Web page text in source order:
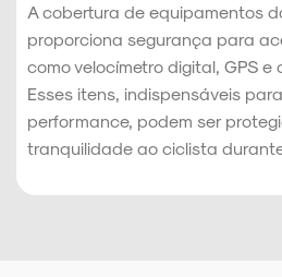
A cobertura de equipamentos
proporciona segurança para
como velocímetro digital, GPS
Esses itens, indispensáveis
performance, podem ser
tranquilidade ao ciclista